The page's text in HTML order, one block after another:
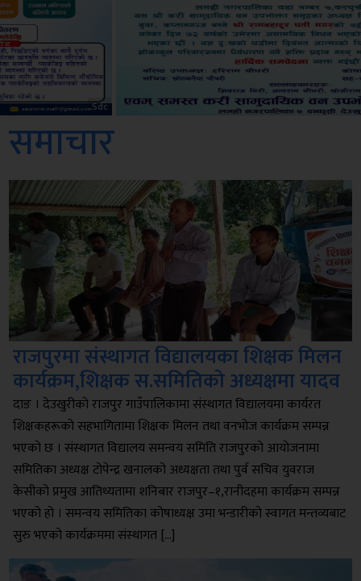
ksbus
समाचार
राजपुरमा संस्थागत विद्यालयका शिक्षक मिलन
कार्यक्रम,शिक्षक स.समितिको अध्यक्षमा यादव
दाङ । देउखुरीको राजपुर गाउँपालिकामा संस्थागत विद्यालयमा कार्यरत
शिक्षकहरूको सहभागितामा शिक्षक मिलन तथा वनभोज कार्यक्रम सम्पन्न
भएको छ । संस्थागत विद्यालय समन्वय समिति राजपुरको आयोजनामा
समितिका अध्यक्ष टोपेन्द्र खनालको अध्यक्षता तथा पुर्व सचिव युवराज
केसीको प्रमुख आतिथ्यतामा शनिबार राजपुर–१,रानीदहमा कार्यक्रम सम्पन्न
भएको हो । समन्वय समितिका कोषाध्यक्ष उमा भन्डारीको स्वागत मन्तव्यबाट
सुरु भएको कार्यक्रममा संस्थागत […]